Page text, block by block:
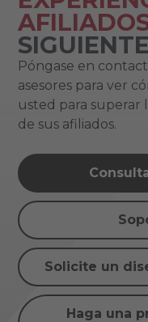
Póngase en
asesores para ver
usted para superar
de sus afiliados.
Solicite un
Haga una